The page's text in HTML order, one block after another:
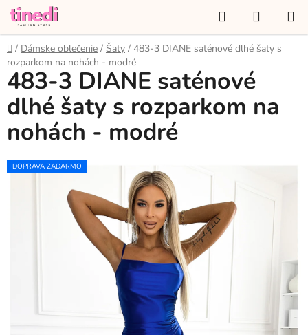
Prejsť
obsah
Hľadať
KOŠÍK
Domov
/ Dámske oblečenie / Šaty / 483-3 DIANE saténové dlhé šaty s
rozparkom na nohách - modré
483-3 DIANE saténové
dlhé šaty s rozparkom na
nohách - modré
DOPRAVA ZADARMO